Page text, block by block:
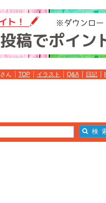
さん TOP イラスト Q&A 日記